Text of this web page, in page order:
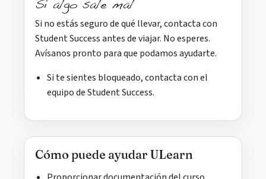
Si algo sale mal
Si no estás seguro de qué llevar, contacta con
Student Success antes de viajar. No esperes.
Avísanos pronto para que podamos ayudarte.
Si te sientes bloqueado, contacta con el
equipo de Student Success.
Cómo puede ayudar ULearn